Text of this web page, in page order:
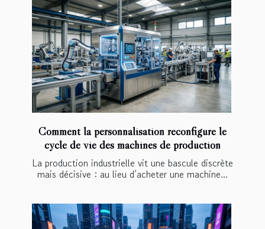
Comment la personnalisation reconfigure le
cycle de vie des machines de production
La production industrielle vit une bascule discrète
mais décisive : au lieu d’acheter une machine...